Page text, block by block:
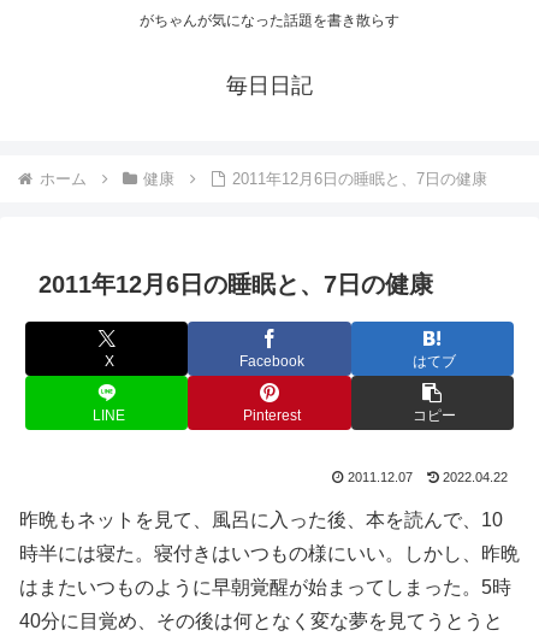
がちゃんが気になった話題を書き散らす
毎日日記
ホーム 健康 2011年12月6日の睡眠と、7日の健康
2011年12月6日の睡眠と、7日の健康
X Facebook はてブ
LINE Pinterest コピー
2011.12.07 2022.04.22
昨晩もネットを見て、風呂に入った後、本を読んで、10
時半には寝た。寝付きはいつもの様にいい。しかし、昨晩
はまたいつものように早朝覚醒が始まってしまった。5時
40分に目覚め、その後は何となく変な夢を見てうとうと